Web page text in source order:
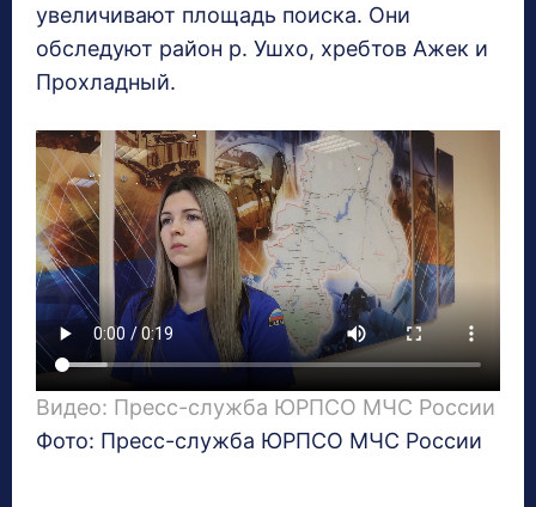
увеличивают площадь поиска. Они
обследуют район р. Ушхо, хребтов Ажек и
Прохладный.
Видео: Пресс-служба ЮРПСО МЧС России
Фото: Пресс-служба ЮРПСО МЧС России